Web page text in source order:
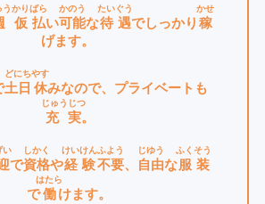
う
仮払
かりばら
い可能
かのう
な待遇
たいぐう
でしっかり 稼
かせ
げます。
土日
どにち
休
やす
みなので、プライベートも
充実
じゅうじつ
。
い
で資格
しかく
や経験
けいけん
不要
ふよう
、 自由
じゆう
な服装
ふくそう
で働
はたら
けます。